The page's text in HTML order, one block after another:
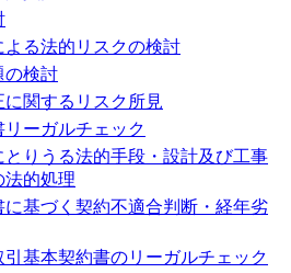
る法的リスクの検討
の検討
関するリスク所見
ーガルチェック
りうる法的手段・設計及び工事
法的処理
基づく契約不適合判断・経年劣
基本契約書のリーガルチェック